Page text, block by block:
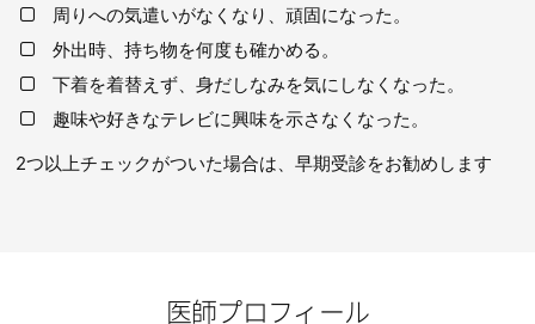
周りへの気遣いがなくなり、頑固になった。
外出時、持ち物を何度も確かめる。
下着を着替えず、身だしなみを気にしなくなった。
趣味や好きなテレビに興味を示さなくなった。
2つ以上チェックがついた場合は、早期受診をお勧めします
医師プロフィール